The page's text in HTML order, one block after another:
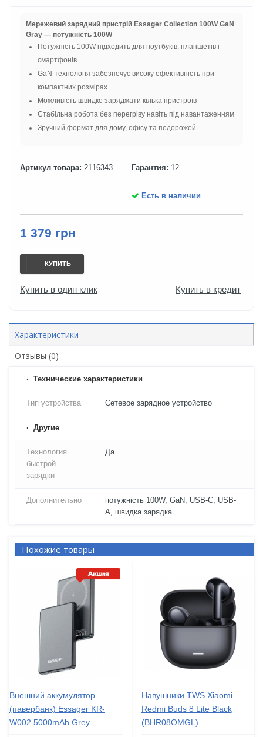
Мережевий зарядний пристрій Essager Collection 100W GaN
Gray — потужність 100W
Потужність 100W підходить для ноутбуків, планшетів і
смартфонів
GaN-технологія забезпечує високу ефективність при
компактних розмірах
Можливість швидко заряджати кілька пристроїв
Стабільна робота без перегріву навіть під навантаженням
Зручний формат для дому, офісу та подорожей
Артикул товара: 2116343 Гарантия: 12
Есть в наличии
1 379 грн
КУПИТЬ
Купить в один клик Купить в кредит
Характеристики
Отзывы (0)
Технические характеристики
Тип устройства Сетевое зарядное устройство
Другие
Технология
быстрой
зарядки
Да
Дополнительно
потужність 100W, GaN, USB-C, USB-
A, швидка зарядка
Похожие товары
Внешний аккумулятор
(павербанк) Essager KR-
W002 5000mAh Grey...
Навушники TWS Xiaomi
Redmi Buds 8 Lite Black
(BHR08OMGL)